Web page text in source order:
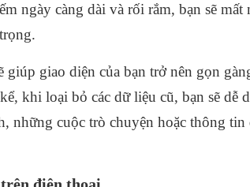
ngày càng dài và rối rắm, bạn sẽ mất
giao diện của bạn trở nên gọn
khi loại bỏ các dữ liệu cũ, bạn sẽ dễ
những cuộc trò chuyện hoặc thông tin